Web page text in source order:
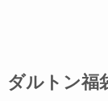
ダルトン福